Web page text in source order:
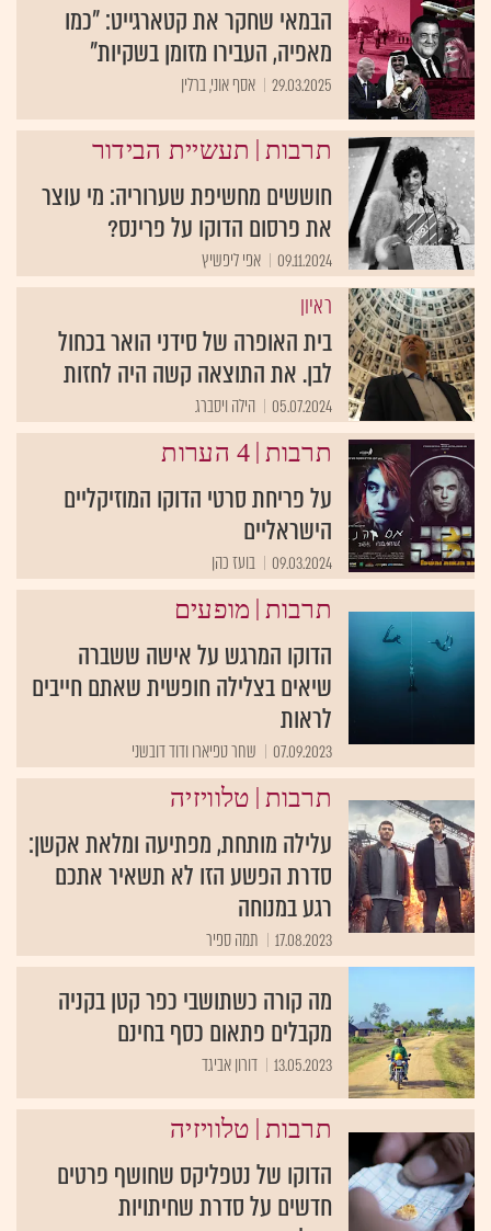
הבמאי שחקר את קטארגייט: "כמו
מאפיה, העבירו מזומן בשקיות"
29.03.2025 אסף אוני, ברלין
תרבות | תעשיית הבידור
חוששים מחשיפת שערוריה: מי עוצר
את פרסום הדוקו על פרינס?
09.11.2024 אפי ליפשיץ
ראיון
בית האופרה של סידני הואר בכחול
לבן. את התוצאה קשה היה לחזות
05.07.2024 הילה ויסברג
תרבות | 4 הערות
על פריחת סרטי הדוקו המוזיקליים
הישראליים
09.03.2024 בועז כהן
תרבות | מופעים
הדוקו המרגש על אישה ששברה
שיאים בצלילה חופשית שאתם חייבים
לראות
07.09.2023 שחר טפיארו ודוד דובשני
תרבות | טלוויזיה
עלילה מותחת, מפתיעה ומלאת אקשן:
סדרת הפשע הזו לא תשאיר אתכם
רגע במנוחה
17.08.2023 תמה ספיר
מה קורה כשתושבי כפר קטן בקניה
מקבלים פתאום כסף בחינם
13.05.2023 דורון אביגד
תרבות | טלוויזיה
הדוקו של נטפליקס שחושף פרטים
חדשים על סדרת שחיתויות